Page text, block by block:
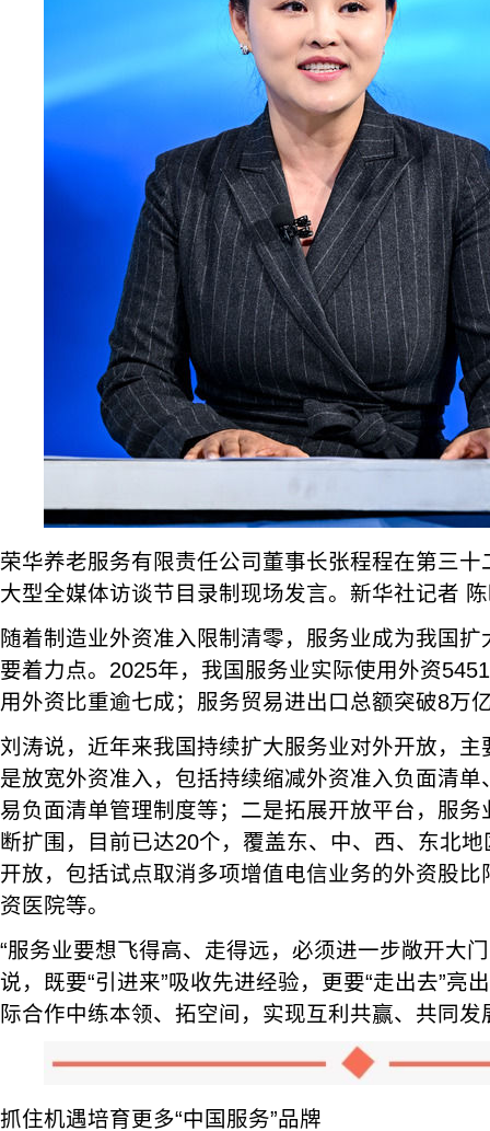
荣华养老服务有限责任公司董事长张程程在第三十
大型全媒体访谈节目录制现场发言。新华社记者
随着制造业外资准入限制清零，服务业成为我国
要着力点。2025年，我国服务业实际使用外资
用外资比重逾七成；服务贸易进出口总额突破8万
刘涛说，近年来我国持续扩大服务业对外开放，
是放宽外资准入，包括持续缩减外资准入负面清
易负面清单管理制度等；二是拓展开放平台，服
断扩围，目前已达20个，覆盖东、中、西、东北
开放，包括试点取消多项增值电信业务的外资股
资医院等。
“服务业要想飞得高、走得远，必须进一步敞开大
说，既要“引进来”吸收先进经验，更要“走出去”亮
际合作中练本领、拓空间，实现互利共赢、共同发
抓住机遇培育更多“中国服务”品牌